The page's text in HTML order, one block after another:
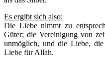
Es ergibt sich also:
Die Liebe nimmt zu
Güter; die Vereinigung von
unmöglich, und die Liebe,
Liebe für Allah.